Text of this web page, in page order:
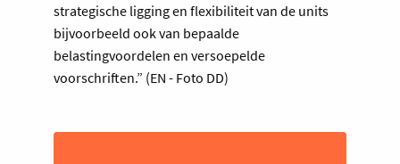
strategische ligging en flexibiliteit van de units
bijvoorbeeld ook van bepaalde
belastingvoordelen en versoepelde
voorschriften.” (EN - Foto DD)